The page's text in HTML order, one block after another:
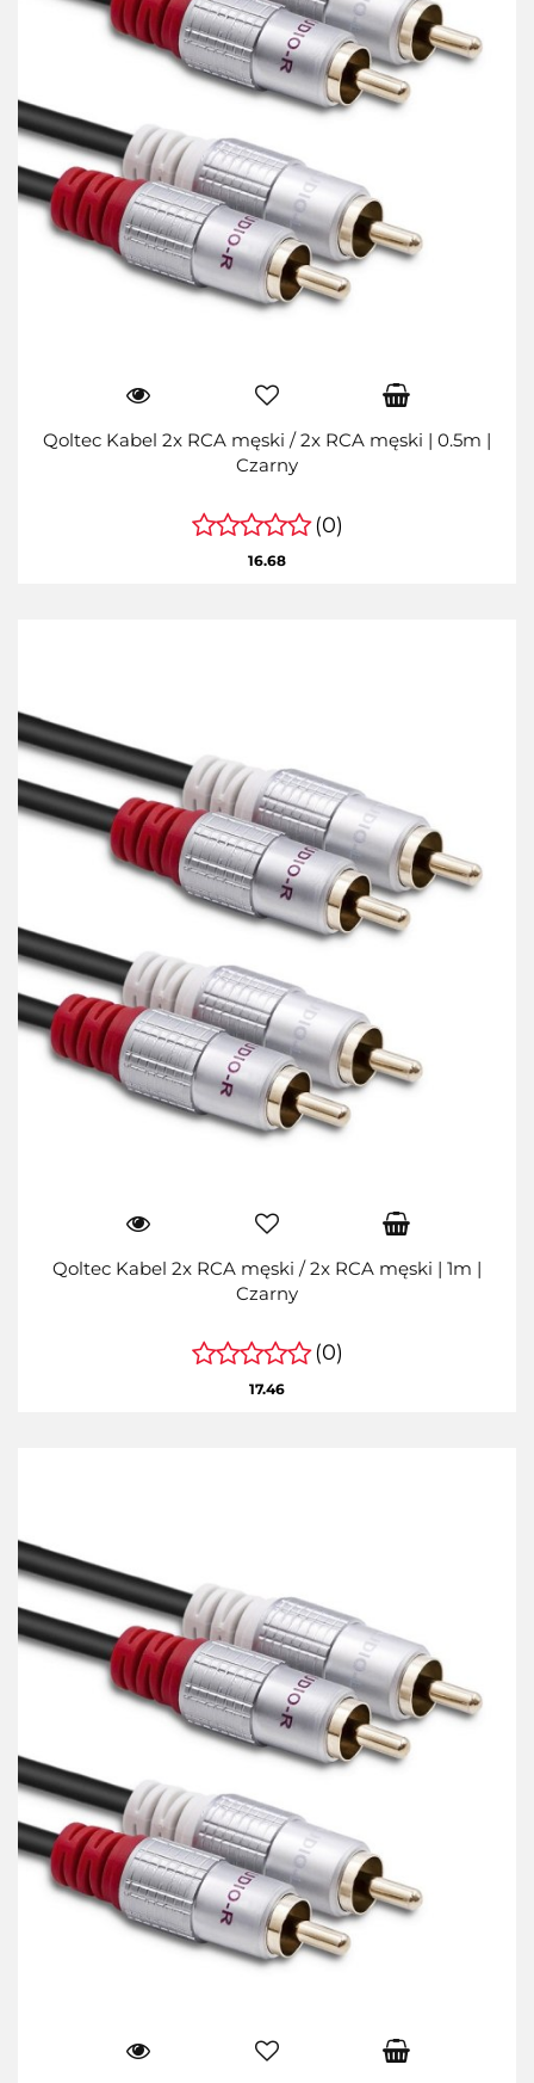
Qoltec Kabel 2x RCA męski / 2x RCA męski | 0.5m |
Czarny
(0)
16.68
Qoltec Kabel 2x RCA męski / 2x RCA męski | 1m |
Czarny
(0)
17.46